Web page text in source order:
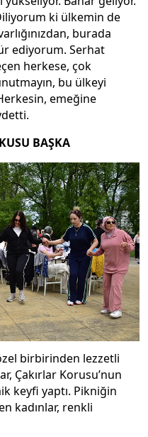
ki ülkemin de
burada
ediyorum. Serhat
herkese, çok
bu ülkeyi
emeğine
BAŞKA
birbirinden lezzetli
Çakırlar Korusu’nun
keyfi yaptı. Pikniğin
kadınlar, renkli